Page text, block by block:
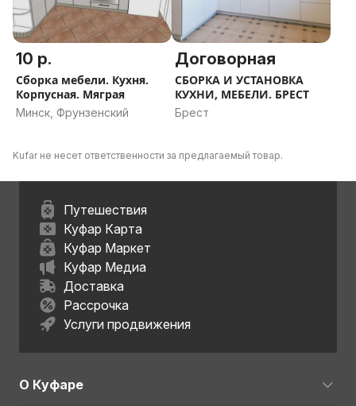
10 р.
Сборка мебели. Кухня.
Корпусная. Мяграя
Минск, Фрунзенский
Договорная
СБОРКА И УСТАНОВКА
КУХНИ, МЕБЕЛИ. БРЕСТ
Брест
Kufar не несет ответственности за предлагаемый товар.
Путешествия
Куфар Карта
Куфар Маркет
Куфар Медиа
Доставка
Рассрочка
Услуги продвижения
О Куфаре